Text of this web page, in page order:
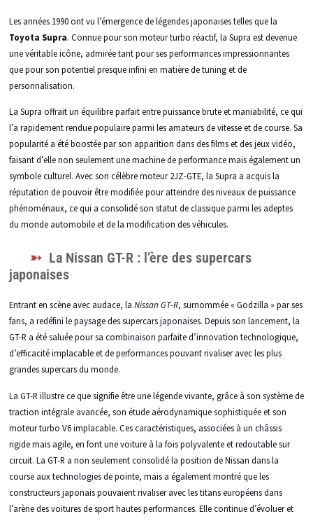
Les années 1990 ont vu l’émergence de légendes japonaises telles que la
Toyota Supra. Connue pour son moteur turbo réactif, la Supra est devenue
une véritable icône, admirée tant pour ses performances impressionnantes
que pour son potentiel presque infini en matière de tuning et de
personnalisation.
La Supra offrait un équilibre parfait entre puissance brute et maniabilité, ce qui
l’a rapidement rendue populaire parmi les amateurs de vitesse et de course. Sa
popularité a été boostée par son apparition dans des films et des jeux vidéo,
faisant d’elle non seulement une machine de performance mais également un
symbole culturel. Avec son célèbre moteur 2JZ-GTE, la Supra a acquis la
réputation de pouvoir être modifiée pour atteindre des niveaux de puissance
phénoménaux, ce qui a consolidé son statut de classique parmi les adeptes
du monde automobile et de la modification des véhicules.
La Nissan GT-R : l’ère des supercars
japonaises
Entrant en scène avec audace, la Nissan GT-R, surnommée « Godzilla » par ses
fans, a redéfini le paysage des supercars japonaises. Depuis son lancement, la
GT-R a été saluée pour sa combinaison parfaite d’innovation technologique,
d’efficacité implacable et de performances pouvant rivaliser avec les plus
grandes supercars du monde.
La GT-R illustre ce que signifie être une légende vivante, grâce à son système de
traction intégrale avancée, son étude aérodynamique sophistiquée et son
moteur turbo V6 implacable. Ces caractéristiques, associées à un châssis
rigide mais agile, en font une voiture à la fois polyvalente et redoutable sur
circuit. La GT-R a non seulement consolidé la position de Nissan dans la
course aux technologies de pointe, mais a également montré que les
constructeurs japonais pouvaient rivaliser avec les titans européens dans
l’arène des voitures de sport hautes performances. Elle continue d’évoluer et